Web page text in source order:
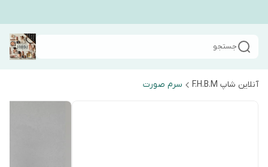
جستجو
آنلاین شاپ F.H.B.M سرم صورت